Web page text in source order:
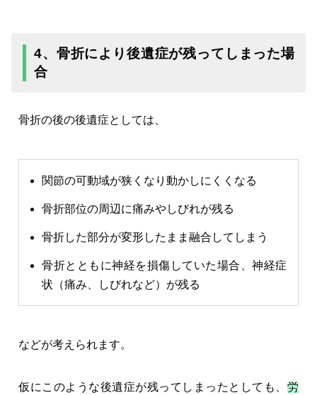
4、骨折により後遺症が残ってしまった場
合
骨折の後の後遺症としては、
関節の可動域が狭くなり動かしにくくなる
骨折部位の周辺に痛みやしびれが残る
骨折した部分が変形したまま融合してしまう
骨折とともに神経を損傷していた場合、神経症
状（痛み、しびれなど）が残る
などが考えられます。
仮にこのような後遺症が残ってしまったとしても、 労